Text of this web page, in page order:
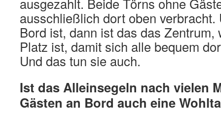
ausschließlich dort oben verbracht.
Bord ist, dann ist das das Zentrum,
Platz ist, damit sich alle bequem
Und das tun sie auch.
Ist das Alleinsegeln nach vielen
Gästen an Bord auch eine